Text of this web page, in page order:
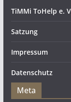
TiMMi ToHelp e.
Satzung
Impressum
Datenschutz
Meta